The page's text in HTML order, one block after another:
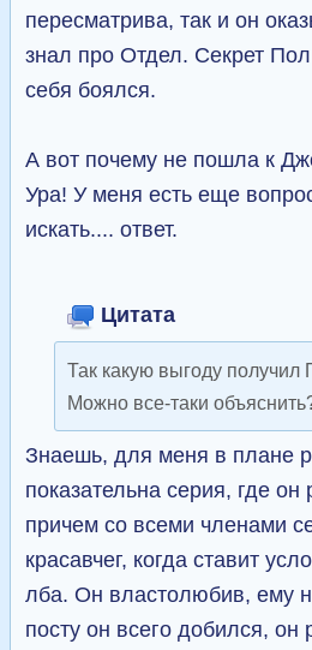
пересматрива, так и он
знал про Отдел. Секрет
себя боялся.
А вот почему не пошла к
Ура! У меня есть еще
искать.... ответ.
Цитата
Так какую выгоду
Можно все-таки
Знаешь, для меня в плане
показательна серия, где
причем со всеми членами
красавчег, когда ставит
лба. Он властолюбив, ему
посту он всего добился,